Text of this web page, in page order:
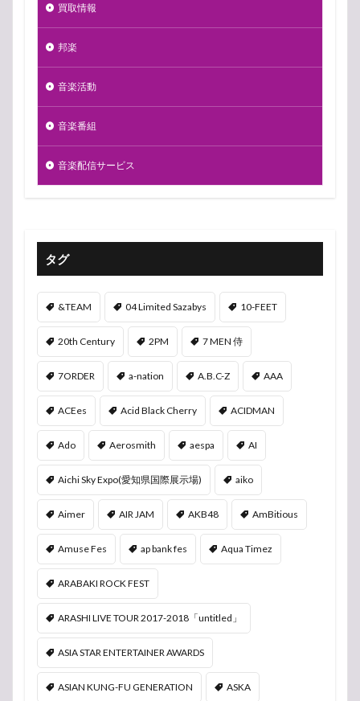
買取情報
邦楽
音楽活動
音楽番組
音楽配信サービス
タグ
&TEAM 04 Limited Sazabys 10-FEET
20th Century 2PM 7 MEN 侍
7ORDER a-nation A.B.C-Z AAA
ACEes Acid Black Cherry ACIDMAN
Ado Aerosmith aespa AI
Aichi Sky Expo(愛知県国際展示場) aiko
Aimer AIR JAM AKB48 AmBitious
Amuse Fes ap bank fes Aqua Timez
ARABAKI ROCK FEST
ARASHI LIVE TOUR 2017-2018「untitled」
ASIA STAR ENTERTAINER AWARDS
ASIAN KUNG-FU GENERATION ASKA